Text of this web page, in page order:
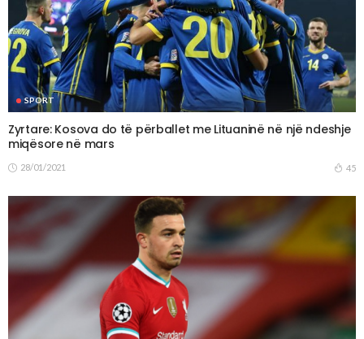
SPORT
Zyrtare: Kosova do të përballet me Lituaninë në një ndeshje
miqësore në mars
28/01/2021 45